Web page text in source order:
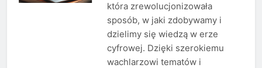
która zrewolucjonizowała
sposób, w jaki zdobywamy i
dzielimy się wiedzą w erze
cyfrowej. Dzięki szerokiemu
wachlarzowi tematów i